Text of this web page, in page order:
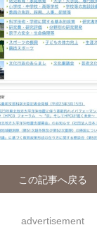
この記事へ戻る
advertisement